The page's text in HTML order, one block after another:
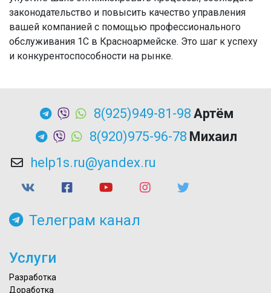
законодательство и повысить качество управления
вашей компанией с помощью профессионального
обслуживания 1С в Красноармейске. Это шаг к успеху
и конкурентоспособности на рынке.
8(925)949-81-98 Артём
8(920)975-96-78 Михаил
help1s.ru@yandex.ru
Телеграм канал
Услуги
Разработка
Доработка